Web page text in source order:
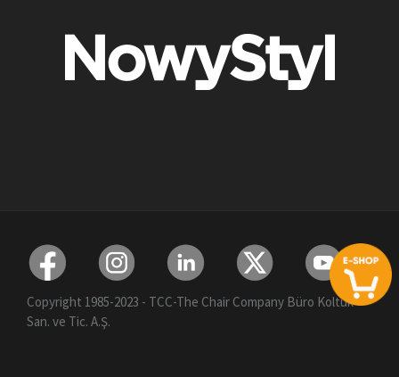
Copyright 1985-2023 - TCC-The Chair Company Büro Koltuk
San. ve Tic. A.Ş.